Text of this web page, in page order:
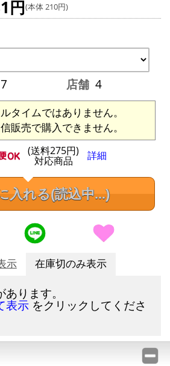
円(本体 210円)
店舗 4
タイムではありません。
販売で購入できません。
(送料275円)
対応商品 詳細
入れる(読込中...)
示 在庫切のみ表示
ります。
表示 をクリックしてくださ